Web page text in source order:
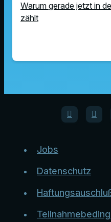
Warum gerade jetzt in
zählt
Jobs
Datenschutz